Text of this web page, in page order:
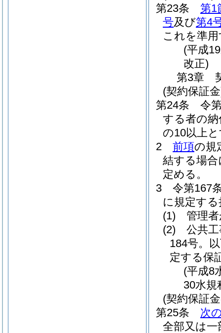
第23条
第1
号及び第4
これを準
(平成
改正)
第3章
(契約保証
第24条
令
する者の
の10以上
2
前項の規
結する場
定める。
3
令第167
に規定す
(1)
管理
(2)
公共
184号。
定する保
(平成8
30水規
(契約保証
第25条
次
全部又は